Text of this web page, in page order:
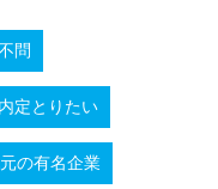
問
内定とりたい
の有名企業